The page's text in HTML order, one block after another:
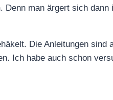
Denn man ärgert sich
Die Anleitungen
Ich habe auch schon